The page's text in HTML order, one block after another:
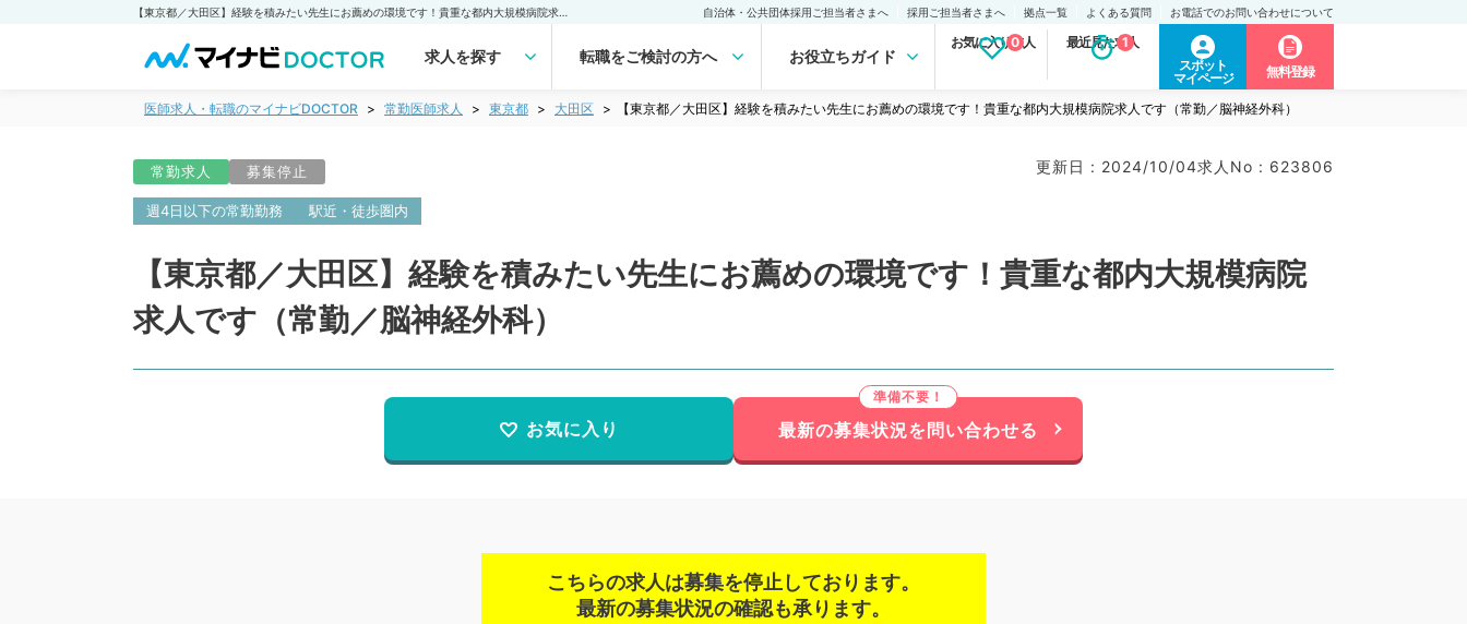
自治体・公共団体採用ご担当者さまへ 採用ご担当者さまへ 拠点一覧 よくある質問 お電話でのお問い合わせについて
求人を探す 転職をご検討の方へ お役立ちガイド
お気に入り求人
0 最近見た求人
1
スポット
マイページ
無料登録
医師求人・転職のマイナビDOCTOR 常勤医師求人 東京都 大田区 【東京都／大田区】経験を積みたい先生にお薦めの環境です！貴重な都内大規模病院求人です（常勤／脳神経外科）
常勤求人 募集停止 更新日 : 2024/10/04求人No : 623806
週4日以下の常勤勤務 駅近・徒歩圏内
【東京都／大田区】経験を積みたい先生にお薦めの環境です！貴重な都内大規模病院
求人です（常勤／脳神経外科）
お気に入り 最新の募集状況を問い合わせる
こちらの求人は募集を停止しております。
最新の募集状況の確認も承ります。